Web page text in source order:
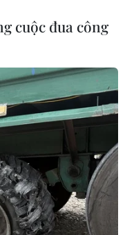
tuần hoàn
Nội
cuộc đua công